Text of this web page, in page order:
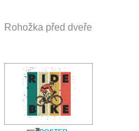
Rohožka před dveře